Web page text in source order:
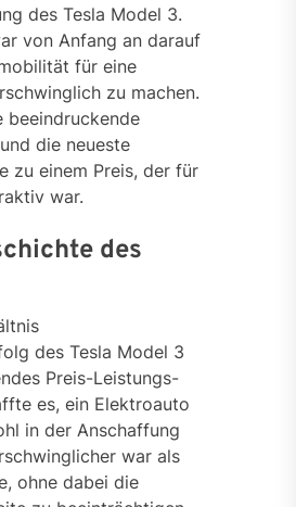
des Tesla Model 3.
von Anfang an darauf
für eine
zu machen.
beeindruckende
die neueste
zu einem Preis, der für
war.
des
des Tesla Model 3
Preis-Leistungs-
es, ein Elektroauto
in der Anschaffung
war als
ohne dabei die